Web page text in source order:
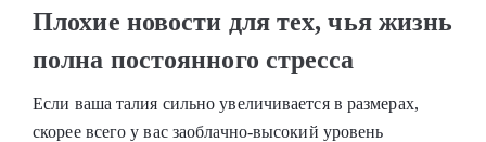
Плохие новости для тех, чья жизнь
полна постоянного стресса
Если ваша талия сильно увеличивается в размерах,
скорее всего у вас заоблачно-высокий уровень